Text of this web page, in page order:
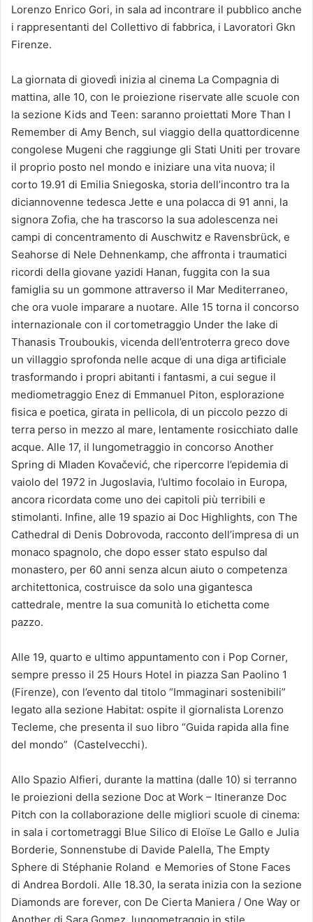
Lorenzo Enrico Gori, in sala ad incontrare il pubblico anche
i rappresentanti del Collettivo di fabbrica, i Lavoratori Gkn
Firenze.
La giornata di giovedì inizia al cinema La Compagnia di
mattina, alle 10, con le proiezione riservate alle scuole con
la sezione Kids and Teen: saranno proiettati More Than I
Remember di Amy Bench, sul viaggio della quattordicenne
congolese Mugeni che raggiunge gli Stati Uniti per trovare
il proprio posto nel mondo e iniziare una vita nuova; il
corto 19.91 di Emilia Sniegoska, storia dell’incontro tra la
diciannovenne tedesca Jette e una polacca di 91 anni, la
signora Zofia, che ha trascorso la sua adolescenza nei
campi di concentramento di Auschwitz e Ravensbrück, e
Seahorse di Nele Dehnenkamp, che affronta i traumatici
ricordi della giovane yazidi Hanan, fuggita con la sua
famiglia su un gommone attraverso il Mar Mediterraneo,
che ora vuole imparare a nuotare. Alle 15 torna il concorso
internazionale con il cortometraggio Under the lake di
Thanasis Trouboukis, vicenda dell’entroterra greco dove
un villaggio sprofonda nelle acque di una diga artificiale
trasformando i propri abitanti i fantasmi, a cui segue il
mediometraggio Enez di Emmanuel Piton, esplorazione
fisica e poetica, girata in pellicola, di un piccolo pezzo di
terra perso in mezzo al mare, lentamente rosicchiato dalle
acque. Alle 17, il lungometraggio in concorso Another
Spring di Mladen Kovačević, che ripercorre l’epidemia di
vaiolo del 1972 in Jugoslavia, l’ultimo focolaio in Europa,
ancora ricordata come uno dei capitoli più terribili e
stimolanti. Infine, alle 19 spazio ai Doc Highlights, con The
Cathedral di Denis Dobrovoda, racconto dell’impresa di un
monaco spagnolo, che dopo esser stato espulso dal
monastero, per 60 anni senza alcun aiuto o competenza
architettonica, costruisce da solo una gigantesca
cattedrale, mentre la sua comunità lo etichetta come
pazzo.
Alle 19, quarto e ultimo appuntamento con i Pop Corner,
sempre presso il 25 Hours Hotel in piazza San Paolino 1
(Firenze), con l’evento dal titolo “Immaginari sostenibili”
legato alla sezione Habitat: ospite il giornalista Lorenzo
Tecleme, che presenta il suo libro “Guida rapida alla fine
del mondo” (Castelvecchi).
Allo Spazio Alfieri, durante la mattina (dalle 10) si terranno
le proiezioni della sezione Doc at Work – Itineranze Doc
Pitch con la collaborazione delle migliori scuole di cinema:
in sala i cortometraggi Blue Silico di Eloïse Le Gallo e Julia
Borderie, Sonnenstube di Davide Palella, The Empty
Sphere di Stéphanie Roland e Memories of Stone Faces
di Andrea Bordoli. Alle 18.30, la serata inizia con la sezione
Diamonds are forever, con De Cierta Maniera / One Way or
Another di Sara Gomez, lungometraggio in stile